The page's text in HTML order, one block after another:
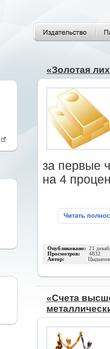
«Золотая
за первые
на 4
Читать
Опубликовано: 21
Просмотров: 4832
Автор:
«Счета